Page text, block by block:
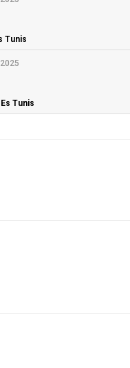
Tunis
Tunis